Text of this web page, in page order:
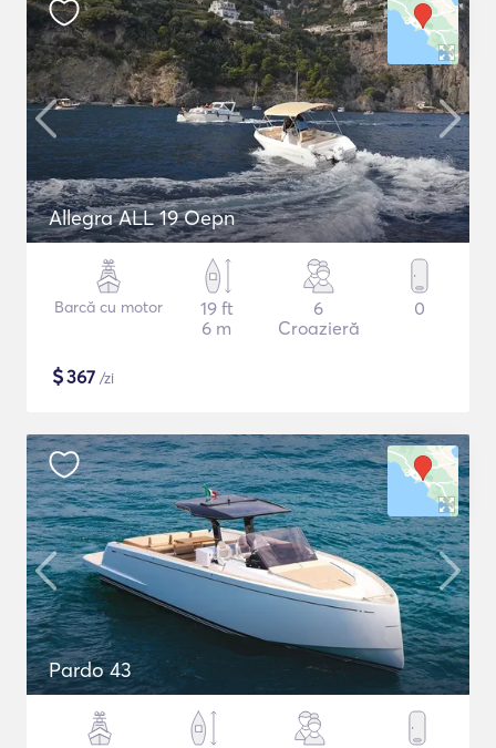
Allegra ALL 19 Oepn
Barcă cu motor
19 ft
6 m
6
Croazieră
0
$367 /zi
Pardo 43